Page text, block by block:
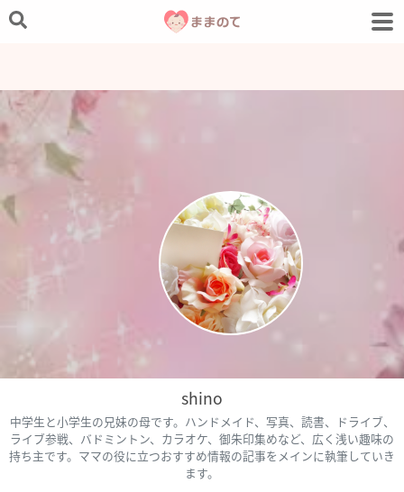
shino
中学生と小学生の兄妹の母です。ハンドメイド、写真、読書、ドライブ、
ライブ参戦、バドミントン、カラオケ、御朱印集めなど、広く浅い趣味の
持ち主です。ママの役に立つおすすめ情報の記事をメインに執筆していき
ます。